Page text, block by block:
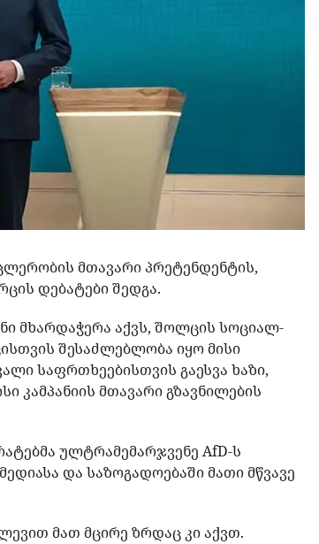
მთავარი პრეტენდენტის,
დებატები შედგა.
მხარდაჭერა აქვს, შოლცის სოციალ-
შესაძლებლობა იყო მისი
საფრთხეებისთვის გაესვა ხაზი,
კამპანიის მთავარი გზავნილების
ულტრამემარჯვენე AfD-ს
და საზოგადოებაში მათი მწვავე
მათ მცირე ზრდაც კი აქვთ.